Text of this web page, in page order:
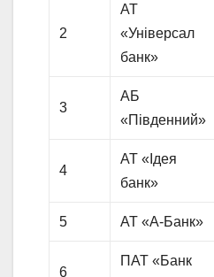
2
АТ
«Універсал
банк»
3
АБ
«Південний»
4
АТ «Ідея
банк»
5 АТ «А-Банк»
6
ПАТ «Банк